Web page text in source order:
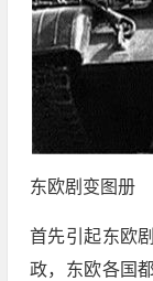
东欧剧变图册
首先引起东欧
政，东欧各国